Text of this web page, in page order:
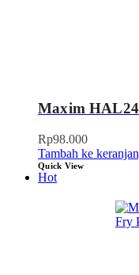
Maxim
Rp98.000
Tambah ke
Quick View
Hot